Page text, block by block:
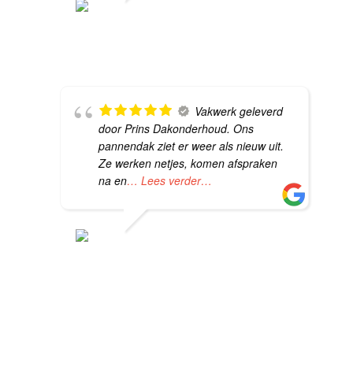
Vakwerk geleverd
door Prins Dakonderhoud. Ons
pannendak ziet er weer als nieuw uit.
Ze werken netjes, komen afspraken
na en… Lees verder…